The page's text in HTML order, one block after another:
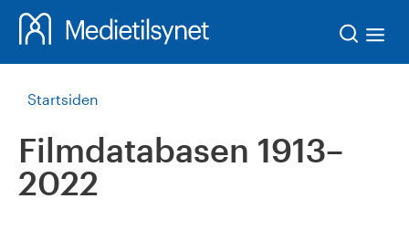
Startsiden
Filmdatabasen 1913–
2022